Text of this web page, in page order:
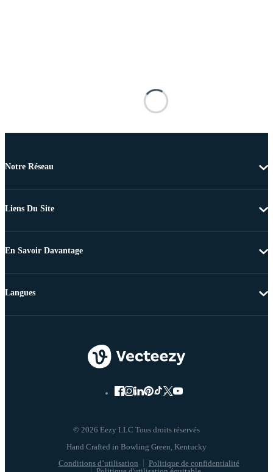
Notre Réseau
Liens Du Site
En Savoir Davantage
© 2026 Eezy LLC Tous droits réservés
Conditions d’utilisation
Politique de confidentialité
Langues